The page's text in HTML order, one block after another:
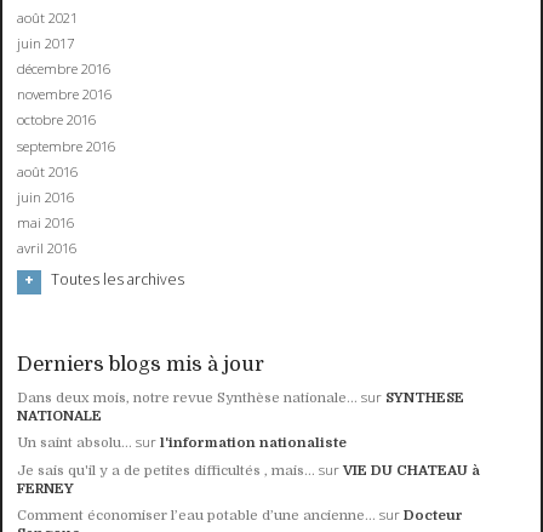
août 2021
juin 2017
décembre 2016
novembre 2016
octobre 2016
septembre 2016
août 2016
juin 2016
mai 2016
avril 2016
Toutes les archives
Derniers blogs mis à jour
Dans deux mois, notre revue Synthèse nationale... sur SYNTHESE
NATIONALE
Un saint absolu… surl'information nationaliste
Je sais qu'il y a de petites difficultés , mais... surVIE DU CHATEAU à
FERNEY
Comment économiser l’eau potable d’une ancienne... surDocteur